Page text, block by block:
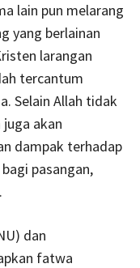
lain pun melarang
yang berlainan
larangan
tercantum
Selain Allah tidak
akan
dampak terhadap
pasangan,
dan
fatwa